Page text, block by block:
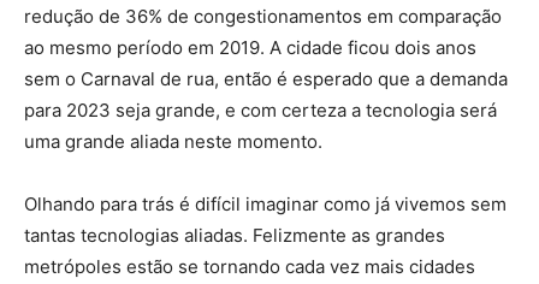
redução de 36% de congestionamentos em comparação
ao mesmo período em 2019. A cidade ficou dois anos
sem o Carnaval de rua, então é esperado que a demanda
para 2023 seja grande, e com certeza a tecnologia será
uma grande aliada neste momento.
Olhando para trás é difícil imaginar como já vivemos sem
tantas tecnologias aliadas. Felizmente as grandes
metrópoles estão se tornando cada vez mais cidades